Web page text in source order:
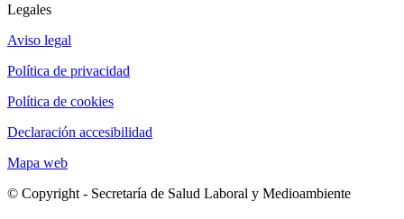
Legales
Aviso legal
Política de privacidad
Política de cookies
Declaración accesibilidad
Mapa web
© Copyright - Secretaría de Salud Laboral y Medioambiente